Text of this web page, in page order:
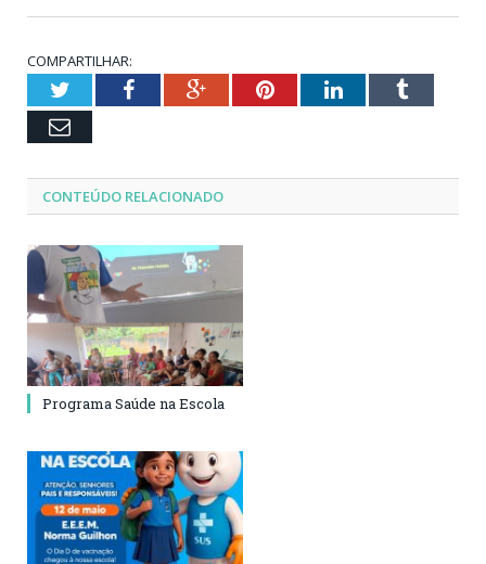
COMPARTILHAR:
TwitterFacebookGoogle+PinterestLinkedInTumblr
Email
CONTEÚDO RELACIONADO
Programa Saúde na Escola